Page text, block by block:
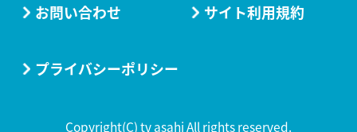
お問い合わせ サイト利用規約
プライバシーポリシー
Copyright(C) tv asahi All rights reserved.